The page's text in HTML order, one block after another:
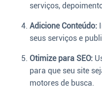
serviços,
Adicione Conteúdo:
seus serviços e
Otimize para SEO:
para que seu site
motores de busca.